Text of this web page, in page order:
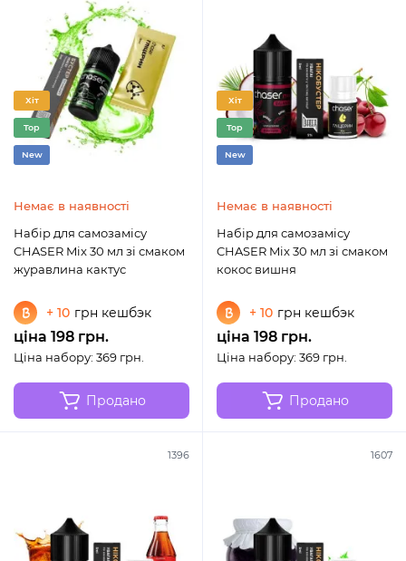
Хіт
Top
New
Немає в наявності
Набір для самозамісу
CHASER Mix 30 мл зі смаком
журавлина кактус
+ 10 грн кешбэк
ціна 198 грн.
Ціна набору: 369 грн.
Продано
Хіт
Top
New
Немає в наявності
Набір для самозамісу
CHASER Mix 30 мл зі смаком
кокос вишня
+ 10 грн кешбэк
ціна 198 грн.
Ціна набору: 369 грн.
Продано
1396 1607